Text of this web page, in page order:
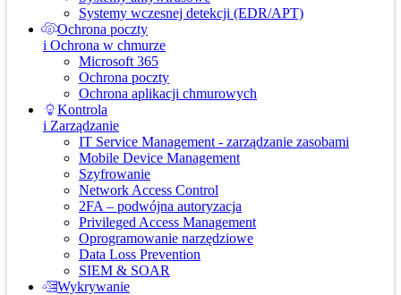
Systemy wczesnej detekcji (EDR/APT)
Ochrona poczty
i Ochrona w chmurze
Microsoft 365
Ochrona poczty
Ochrona aplikacji chmurowych
Kontrola
i Zarządzanie
IT Service Management - zarządzanie zasobami
Mobile Device Management
Szyfrowanie
Network Access Control
2FA – podwójna autoryzacja
Privileged Access Management
Oprogramowanie narzędziowe
Data Loss Prevention
SIEM & SOAR
Wykrywanie